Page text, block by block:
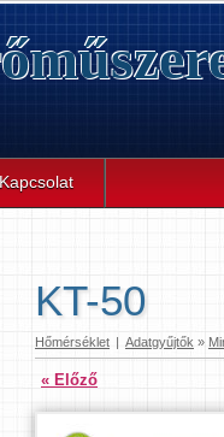
Kapcsolat
KT-50
Hőmérséklet | Adatgyűjtők »
« Előző